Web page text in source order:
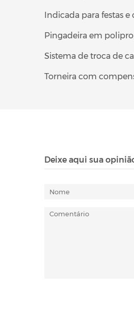
Indicada para festas
Pingadeira em
Sistema de troca de
Torneira com
Deixe aqui sua